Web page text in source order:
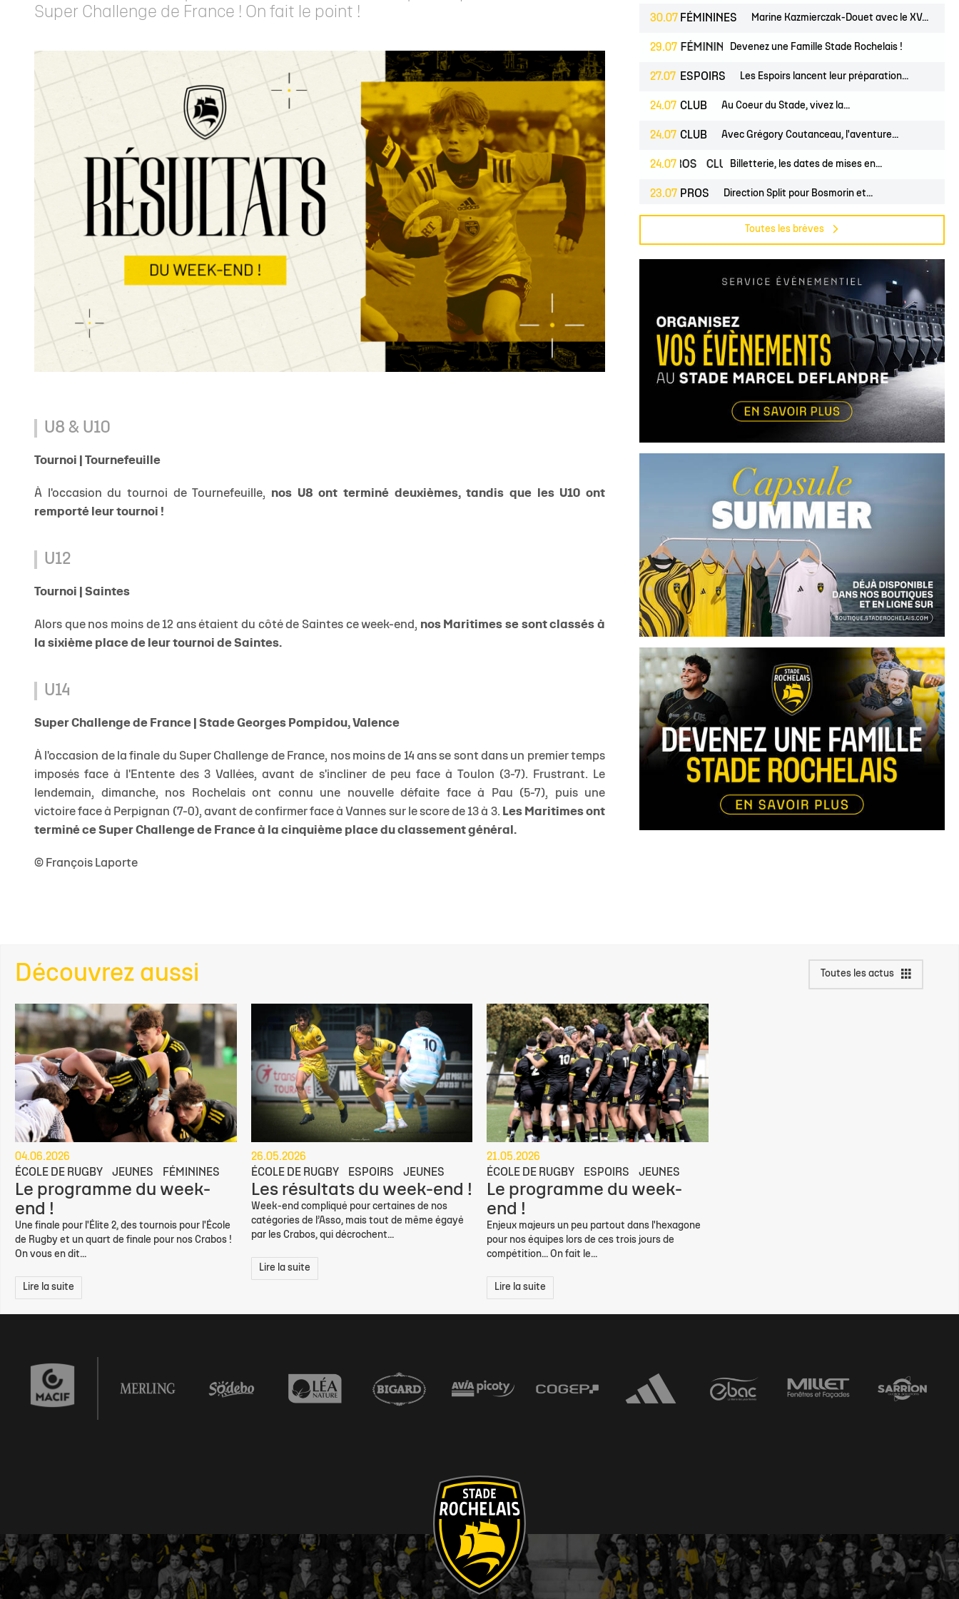
Super Challenge de France ! On fait le point !
U8 & U10
Tournoi | Tournefeuille
À l'occasion du tournoi de Tournefeuille, nos U8 ont terminé deuxièmes, tandis que les U10 ont
remporté leur tournoi !
U12
Tournoi | Saintes
Alors que nos moins de 12 ans étaient du côté de Saintes ce week-end, nos Maritimes se sont classés à
la sixième place de leur tournoi de Saintes.
U14
Super Challenge de France | Stade Georges Pompidou, Valence
À l'occasion de la finale du Super Challenge de France, nos moins de 14 ans se sont dans un premier temps
imposés face à l'Entente des 3 Vallées, avant de s'incliner de peu face à Toulon (3-7). Frustrant. Le
lendemain, dimanche, nos Rochelais ont connu une nouvelle défaite face à Pau (5-7), puis une
victoire face à Perpignan (7-0), avant de confirmer face à Vannes sur le score de 13 à 3. Les Maritimes ont
terminé ce Super Challenge de France à la cinquième place du classement général.
© François Laporte
30.07 FÉMININES Marine Kazmierczak-Douet avec le XV...
29.07
FÉMININES CLUBDevenez une Famille Stade Rochelais !
27.07 ESPOIRS Les Espoirs lancent leur préparation...
24.07 CLUB Au Coeur du Stade, vivez la...
24.07 CLUB Avec Grégory Coutanceau, l'aventure...
24.07
PROS CLUB Billetterie, les dates de mises en...
23.07 PROS Direction Split pour Bosmorin et...
Pré-saison du groupe professionnel,...
Toutes les brèves
Découvrez aussi Toutes les actus
04.06.2026
ÉCOLE DE RUGBY
JEUNES FÉMININES
Le programme du week-
end !
Une finale pour l'Élite 2, des tournois pour l'École
de Rugby et un quart de finale pour nos Crabos !
On vous en dit...
Lire la suite
26.05.2026
ÉCOLE DE RUGBY
ESPOIRS JEUNES
Les résultats du week-end !
Week-end compliqué pour certaines de nos
catégories de l’Asso, mais tout de même égayé
par les Crabos, qui décrochent...
Lire la suite
21.05.2026
ÉCOLE DE RUGBY
ESPOIRS JEUNES
Le programme du week-
end !
Enjeux majeurs un peu partout dans l'hexagone
pour nos équipes lors de ces trois jours de
compétition... On fait le...
Lire la suite